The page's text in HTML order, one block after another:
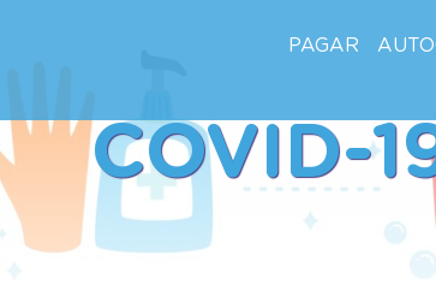
PAGAR
COVID-